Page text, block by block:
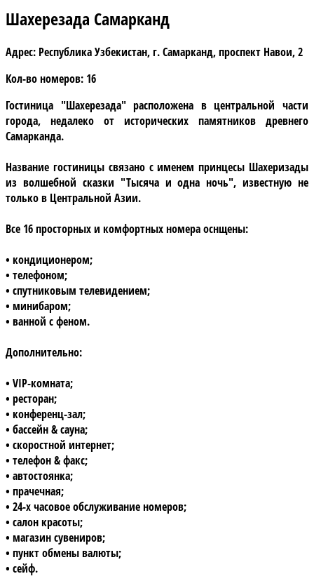
Шахерезада Самарканд
Адрес: Республика Узбекистан, г. Самарканд, проспект Навои, 2
Кол-во номеров: 16
Гостиница "Шахерезада"расположена в центральной части
города, недалеко от исторических памятников древнего
Самарканда.
Название гостиницы связано с именем принцесы Шахеризады
из волшебной сказки "Тысяча и одна ночь", известную не
только в Центральной Азии.
Все 16просторных и комфортных номера оснщены:
• кондиционером;
• телефоном;
• спутниковым телевидением;
• минибаром;
• ванной с феном.
Дополнительно:
• VIP-комната;
• ресторан;
• конференц-зал;
• бассейн & сауна;
• скоростной интернет;
• телефон & факс;
• автостоянка;
• прачечная;
• 24-х часовое обслуживание номеров;
• салон красоты;
• магазин сувениров;
• пункт обмены валюты;
• сейф.